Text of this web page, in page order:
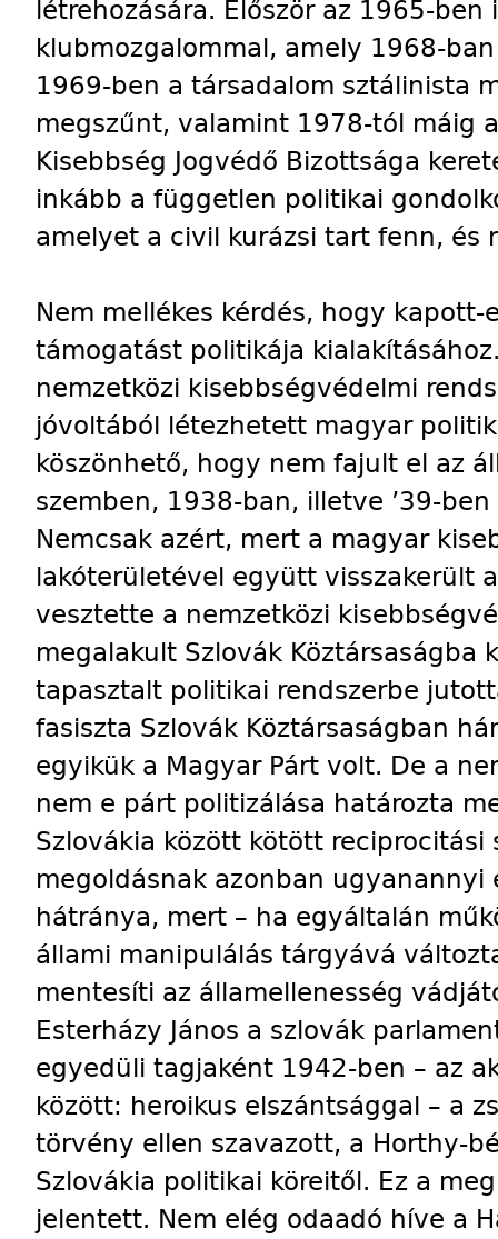
létrehozására. Először az 1965-
klubmozgalommal, amely 1968-
1969-ben a társadalom sztálinista
megszűnt, valamint 1978-tól máig
Kisebbség Jogvédő Bizottsága
inkább a független politikai
amelyet a civil kurázsi tart fenn, és
Nem mellékes kérdés, hogy
támogatást politikája
nemzetközi kisebbségvédelmi
jóvoltából létezhetett magyar
köszönhető, hogy nem fajult el az
szemben, 1938-ban, illetve ’39-
Nemcsak azért, mert a magyar
lakóterületével együtt visszakerült
vesztette a nemzetközi
megalakult Szlovák Köztársaságba
tapasztalt politikai rendszerbe
fasiszta Szlovák Köztársaságban
egyikük a Magyar Párt volt. De a
nem e párt politizálása határozta
Szlovákia között kötött reciprocitási
megoldásnak azonban
hátránya, mert – ha egyáltalán
állami manipulálás tárgyává
mentesíti az államellenesség
Esterházy János a szlovák
egyedüli tagjaként 1942-ben – az
között: heroikus elszántsággal – a
törvény ellen szavazott, a Horthy-
Szlovákia politikai köreitől. Ez a
jelentett. Nem elég odaadó híve a